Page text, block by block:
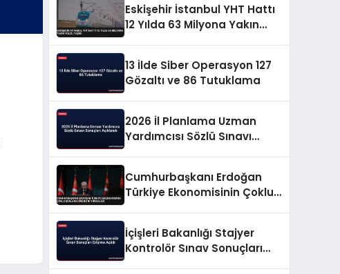
Eskişehir İstanbul YHT Hattı
12 Yılda 63 Milyona Yakın
13 İlde Siber Operasyon 127
Gözaltı ve 86 Tutuklama
2026 İl Planlama Uzman
Yardımcısı Sözlü Sınavı
Cumhurbaşkanı Erdoğan
Türkiye Ekonomisinin Çoklu
İçişleri Bakanlığı Stajyer
Kontrolör Sınav Sonuçları